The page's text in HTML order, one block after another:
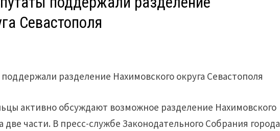
Севастополя
активно обсуждают возможное разделение Нахимовского
две части. В пресс-службе Законодательного Собрания города